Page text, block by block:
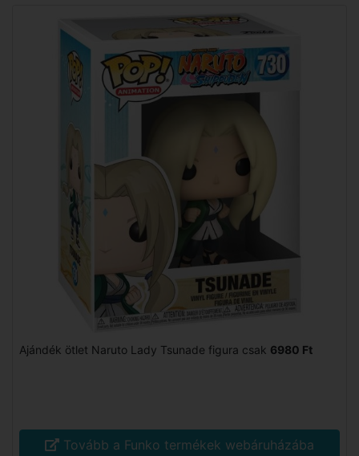
Ajándék ötlet Naruto Lady Tsunade figura csak 6980 Ft
Tovább a Funko termékek webáruházába